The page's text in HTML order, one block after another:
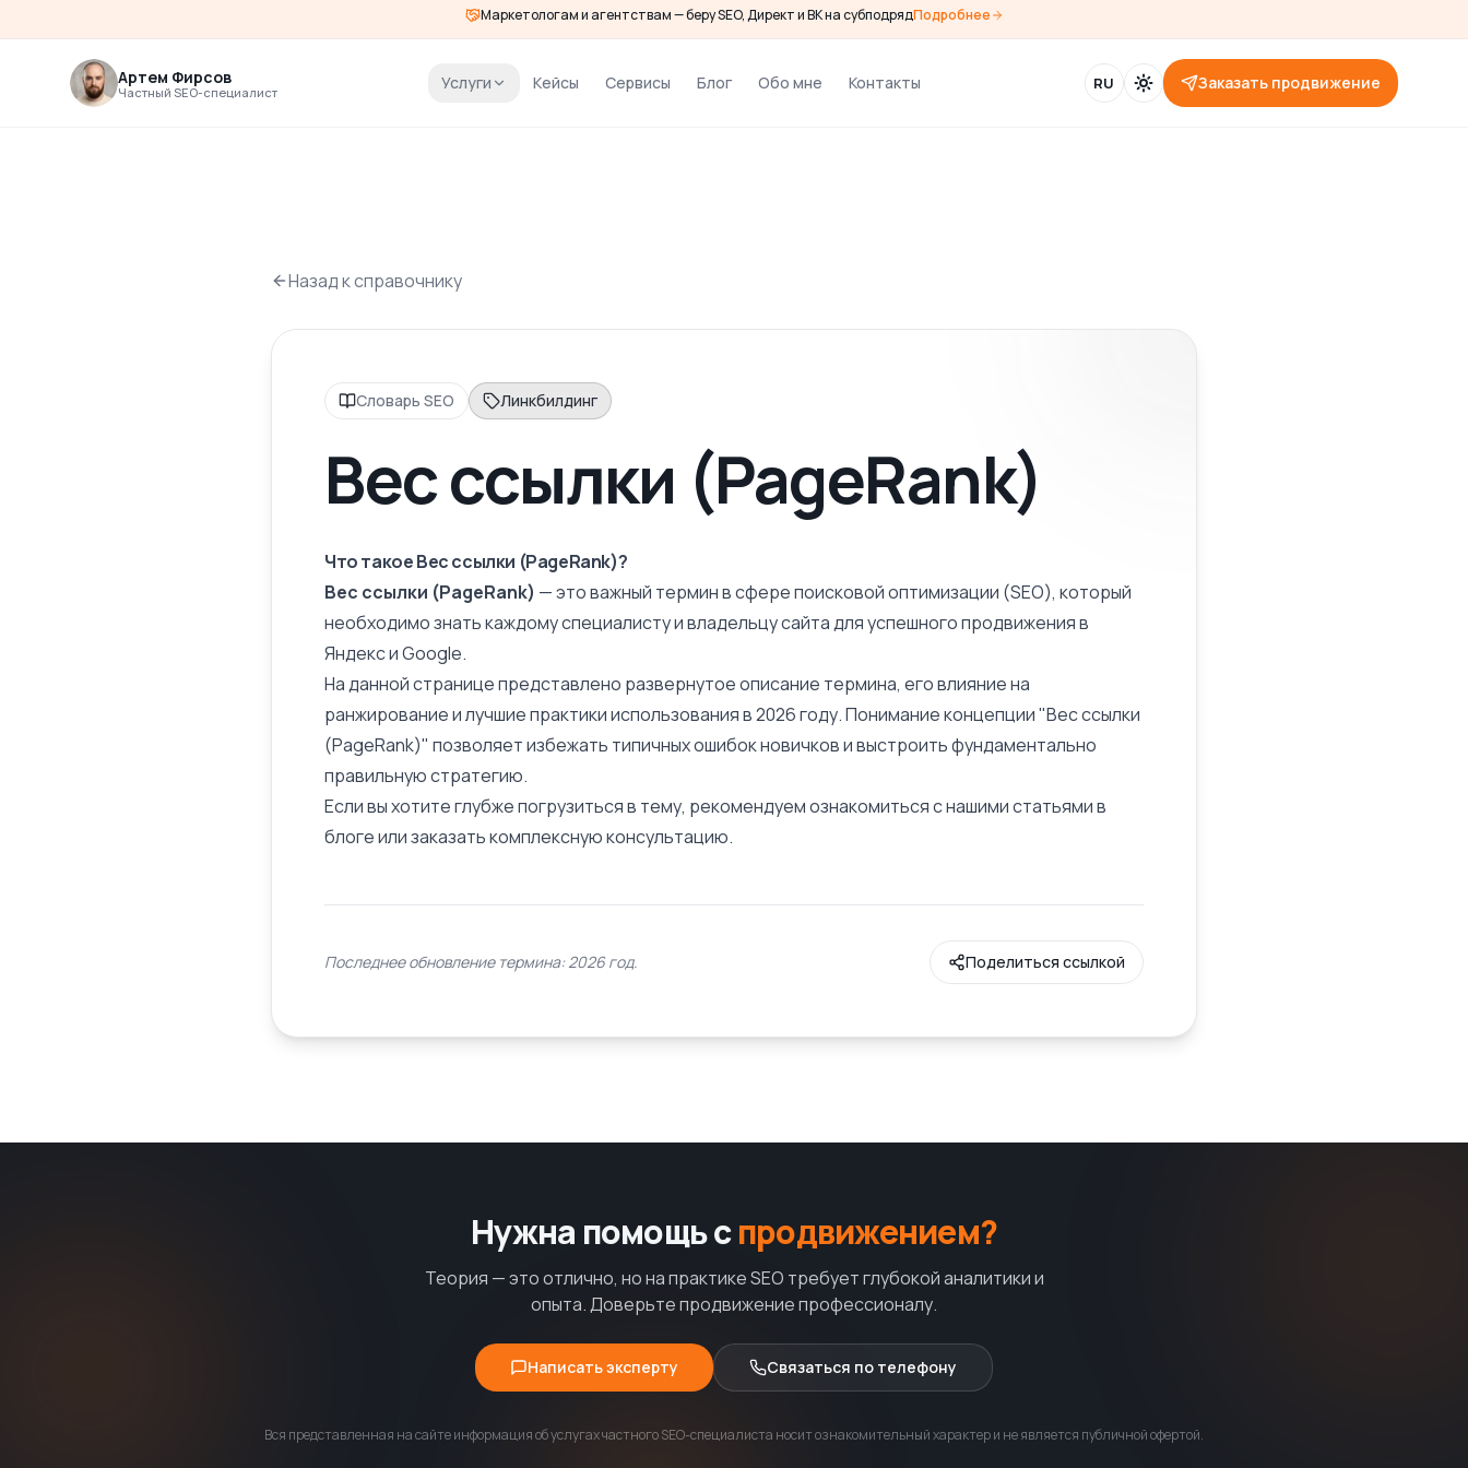
Маркетологам и агентствам — беру SEO, Директ и ВК на субподрядПодробнее
Артем Фирсов
Частный SEO-специалист Услуги Кейсы Сервисы Блог Обо мне Контакты RU Заказать продвижение
Назад к справочнику
Словарь SEO Линкбилдинг
Вес ссылки (PageRank)
Что такое Вес ссылки (PageRank)?
Вес ссылки (PageRank) — это важный термин в сфере поисковой оптимизации (SEO), который
необходимо знать каждому специалисту и владельцу сайта для успешного продвижения в
Яндекс и Google.
На данной странице представлено развернутоеописание термина, его влияние на
ранжирование и лучшие практики использования в 2026 году. Понимание концепции "Вес ссылки
(PageRank)" позволяет избежать типичных ошибок новичков и выстроить фундаментально
правильную стратегию.
Если вы хотите глубже погрузиться в тему, рекомендуем ознакомиться с нашими статьями в
блоге или заказать комплексную консультацию.
Последнее обновление термина: 2026 год. Поделиться ссылкой
Нужна помощь спродвижением?
Теория — это отлично, но на практике SEO требует глубокой аналитики и
опыта. Доверьте продвижение профессионалу.
Написать эксперту Связаться по телефону
Вся представленная на сайте информация об услугах частного SEO-специалиста носит ознакомительный характер и не является публичной офертой.